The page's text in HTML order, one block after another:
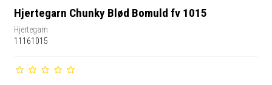
Hjertegarn Chunky Blød Bomuld fv 1015
Hjertegarn
11161015